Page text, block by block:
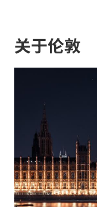
关于伦敦